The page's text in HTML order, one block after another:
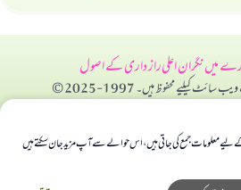
میںنگران اعلیراز داری کے اصول
کیلیے محفوظ ہیں۔ 1997-2025 ©
معلومات جمع کی جاتی ہیں، اس حوالے سے آپ مزید جان سکتے ہیں